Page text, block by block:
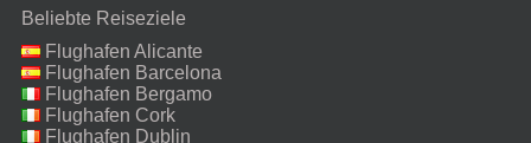
Beliebte Reiseziele
Flughafen Alicante
Flughafen Barcelona
Flughafen Bergamo
Flughafen Cork
Flughafen Dublin